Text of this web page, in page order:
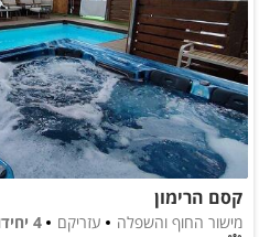
קסם הרימון
מישור החוף והשפלה עזריקם
4 יחידות